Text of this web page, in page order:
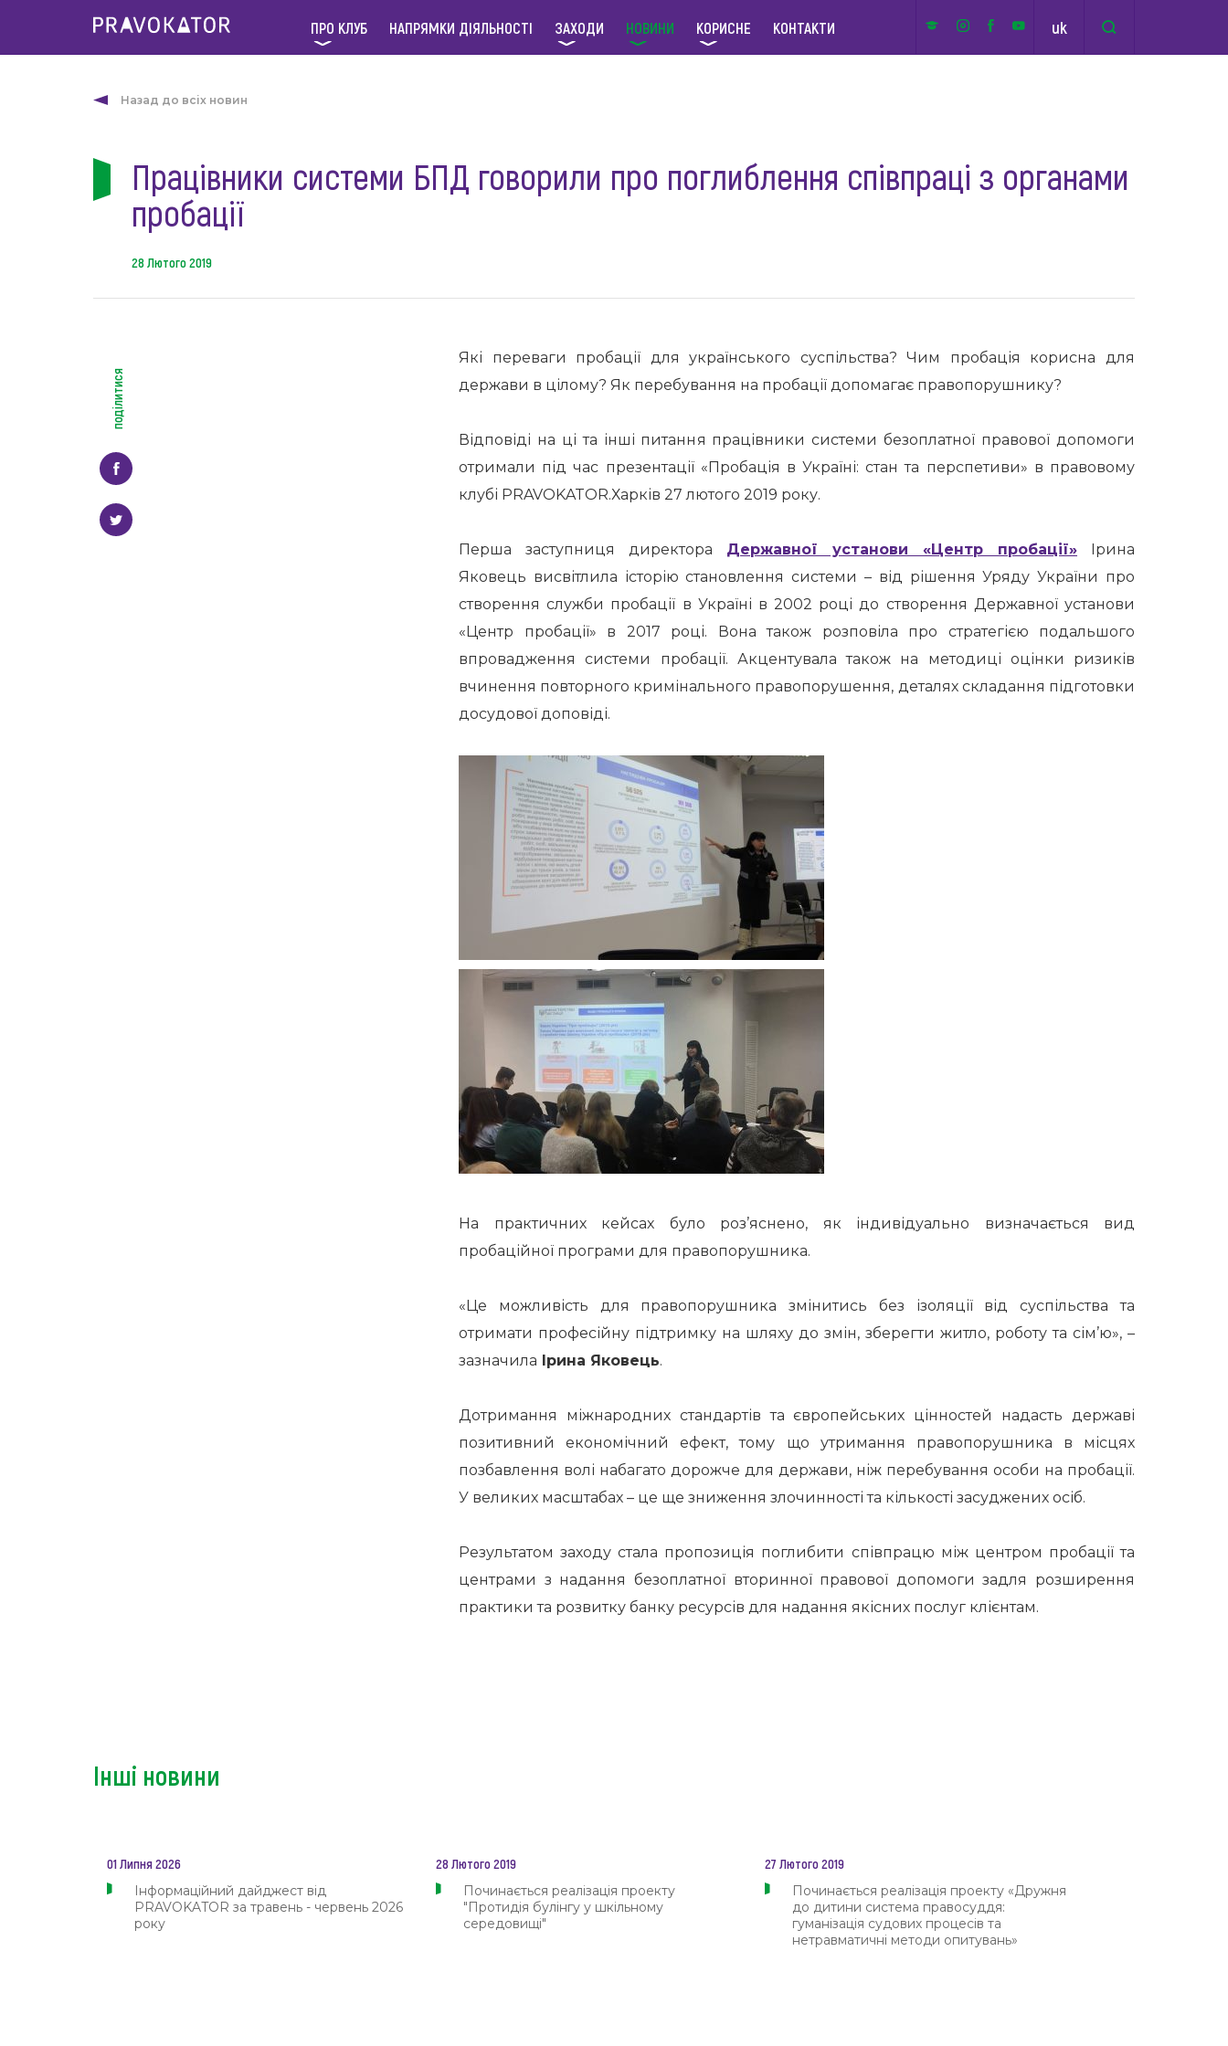
ПРО КЛУБ НАПРЯМКИ ДІЯЛЬНОСТІ ЗАХОДИ НОВИНИ КОРИСНЕ КОНТАКТИ uk
Назад до всіх новин
Працівники системи БПД говорили про поглиблення співпраці з органами
пробації
28 Лютого 2019
поділитися
Які переваги пробації для українського суспільства? Чим пробація корисна для
держави в цілому? Як перебування на пробації допомагає правопорушнику?
Відповіді на ці та інші питання працівники системи безоплатної правової допомоги
отримали під час презентації «Пробація в Україні: стан та перспетиви» в правовому
клубі PRAVOKATOR.Харків 27 лютого 2019 року.
Перша заступниця директора Державної установи «Центр пробації» Ірина
Яковець висвітлила історію становлення системи – від рішення Уряду України про
створення служби пробації в Україні в 2002 році до створення Державної установи
«Центр пробації» в 2017 році. Вона також розповіла про стратегією подальшого
впровадження системи пробації. Акцентувала також на методиці оцінки ризиків
вчинення повторного кримінального правопорушення, деталях складання підготовки
досудової доповіді.
На практичних кейсах було роз’яснено, як індивідуально визначається вид
пробаційної програми для правопорушника.
«Це можливість для правопорушника змінитись без ізоляції від суспільства та
отримати професійну підтримку на шляху до змін, зберегти житло, роботу та сім’ю», –
зазначила Ірина Яковець.
Дотримання міжнародних стандартів та європейських цінностей надасть державі
позитивний економічний ефект, тому що утримання правопорушника в місцях
позбавлення волі набагато дорожче для держави, ніж перебування особи на пробації.
У великих масштабах – це ще зниження злочинності та кількості засуджених осіб.
Результатом заходу стала пропозиція поглибити співпрацю між центром пробації та
центрами з надання безоплатної вторинної правової допомоги задля розширення
практики та розвитку банку ресурсів для надання якісних послуг клієнтам.
Інші новини
01 Липня 2026
Інформаційний дайджест від
PRAVOKATOR за травень - червень 2026
року
28 Лютого 2019
Починається реалізація проекту
"Протидія булінгу у шкільному
середовищі"
27 Лютого 2019
Починається реалізація проекту «Дружня
до дитини система правосуддя:
гуманізація судових процесів та
нетравматичні методи опитувань»